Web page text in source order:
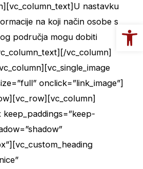
nastavku
na koji način osobe s
područja mogu dobiti
vc_column]
onclick=”link_image”]